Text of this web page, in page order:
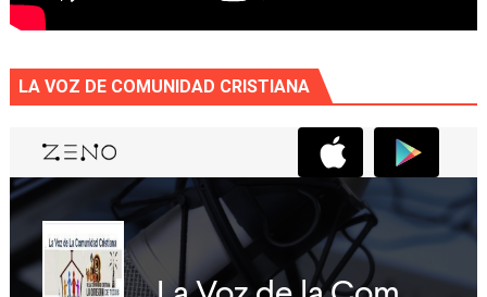
LA VOZ DE COMUNIDAD CRISTIANA